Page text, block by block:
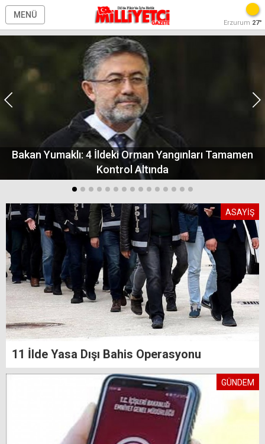
MENÜ
Erzurum 27°
Bakan Yumaklı: 4 İldeki Orman Yangınları Tamamen
Kontrol Altında
ASAYİŞ
11 İlde Yasa Dışı Bahis Operasyonu
GÜNDEM